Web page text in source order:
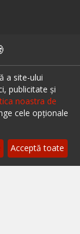
a site-ului
publicitate și
noastra de
cele opționale
Acceptă toate